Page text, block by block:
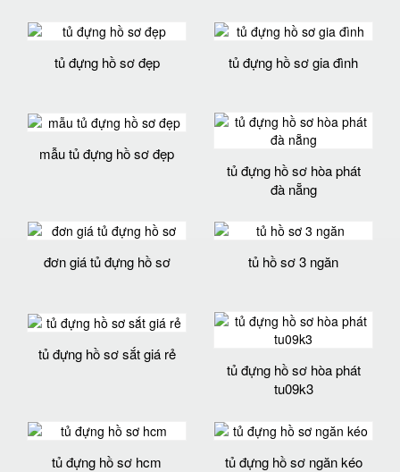
tủ đựng hồ sơ đẹp tủ đựng hồ sơ gia đình
mẫu tủ đựng hồ sơ đẹp
tủ đựng hồ sơ hòa phát
đà nẵng
đơn giá tủ đựng hồ sơ tủ hồ sơ 3 ngăn
tủ đựng hồ sơ sắt giá rẻ
tủ đựng hồ sơ hòa phát
tu09k3
tủ đựng hồ sơ hcm tủ đựng hồ sơ ngăn kéo